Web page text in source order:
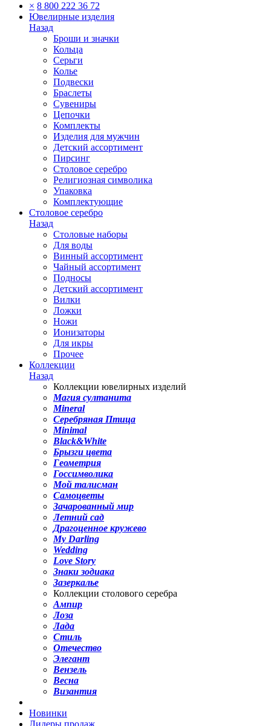
× 8 800 222 36 72
Ювелирные изделия
Назад
Броши и значки
Кольца
Серьги
Колье
Подвески
Браслеты
Сувениры
Цепочки
Комплекты
Изделия для мужчин
Детский ассортимент
Пирсинг
Столовое серебро
Религиозная символика
Упаковка
Комплектующие
Столовое серебро
Назад
Столовые наборы
Для воды
Винный ассортимент
Чайный ассортимент
Подносы
Детский ассортимент
Вилки
Ложки
Ножи
Ионизаторы
Для икры
Прочее
Коллекции
Назад
Коллекции ювелирных изделий
Магия султанита
Mineral
Серебряная Птица
Minimal
Black&White
Брызги цвета
Геометрия
Госсимволика
Мой талисман
Самоцветы
Зачарованный мир
Летний сад
Драгоценное кружево
My Darling
Wedding
Love Story
Знаки зодиака
Зазеркалье
Коллекции столового серебра
Ампир
Лоза
Лада
Стиль
Отечество
Элегант
Вензель
Весна
Византия
Новинки